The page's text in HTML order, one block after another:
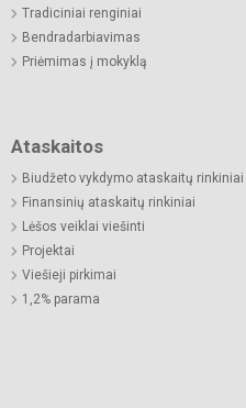
Tradiciniai renginiai
Bendradarbiavimas
Priėmimas į mokyklą
Ataskaitos
Biudžeto vykdymo ataskaitų rinkiniai
Finansinių ataskaitų rinkiniai
Lėšos veiklai viešinti
Projektai
Viešieji pirkimai
1,2% parama